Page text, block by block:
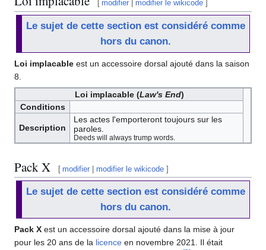
[ modifier |modifier le wikicode ]
Le sujet de cette section est considéré comme
hors du canon.
Loi implacable est un accessoire dorsal ajouté dans la saison
8.
Loi implacable (Law's End)
Conditions
Description
Les actes l'emporteront toujours sur les
paroles.
Deeds will always trump words.
Pack X [ modifier |modifier le wikicode ]
Le sujet de cette section est considéré comme
hors du canon.
Pack X est un accessoire dorsal ajouté dans la mise à jour
pour les 20 ans de la licence en novembre 2021. Il était